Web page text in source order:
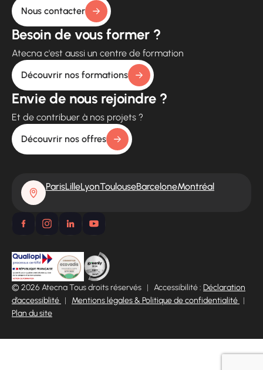
Nous contacter
Besoin de vous former ?
Atecna c'est aussi un centre de formation
Découvrir nos formations
Envie de nous rejoindre ?
Et de contribuer à nos projets ?
Découvrir nos offres
ParisLilleLyonToulouseBarceloneMontréal
© 2026 Atecna Tous droits réservés | Accessibilité : Déclaration
d’accessiblité | Mentions légales & Politique de confidentialité |
Plan du site